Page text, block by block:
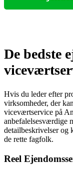
De bedste
Hvis du leder efter
virksomheder, der
viceværtservice på
anbefalelsesværdige
detailbeskrivelser og
de rette fagfolk.
Reel